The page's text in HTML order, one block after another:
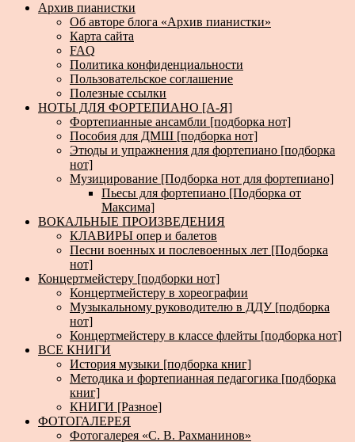
Архив пианистки
Об авторе блога «Архив пианистки»
Карта сайта
FAQ
Политика конфиденциальности
Пользовательское соглашение
Полезные ссылки
НОТЫ ДЛЯ ФОРТЕПИАНО [А-Я]
Фортепианные ансамбли [подборка нот]
Пособия для ДМШ [подборка нот]
Этюды и упражнения для фортепиано [подборка
нот]
Музицирование [Подборка нот для фортепиано]
Пьесы для фортепиано [Подборка от
Максима]
ВОКАЛЬНЫЕ ПРОИЗВЕДЕНИЯ
КЛАВИРЫ опер и балетов
Песни военных и послевоенных лет [Подборка
нот]
Концертмейстеру [подборки нот]
Концертмейстеру в хореографии
Музыкальному руководителю в ДДУ [подборка
нот]
Концертмейстеру в классе флейты [подборка нот]
ВСЕ КНИГИ
История музыки [подборка книг]
Методика и фортепианная педагогика [подборка
книг]
КНИГИ [Разное]
ФОТОГАЛЕРЕЯ
Фотогалерея «С. В. Рахманинов»